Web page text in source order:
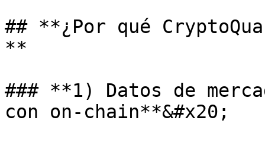
## **¿Por qué
**
### **1) Datos de
con on-chain**&#x20;